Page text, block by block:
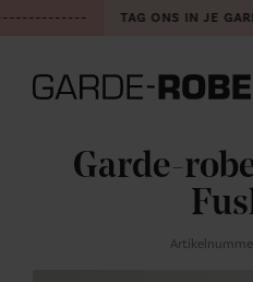
TAG ONS IN JE
Garde-